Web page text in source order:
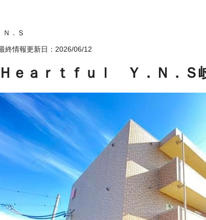
．Ｓ
終情報更新日：2026/06/12
Ｈｅａｒｔｆｕｌ Ｙ．Ｎ．Ｓ